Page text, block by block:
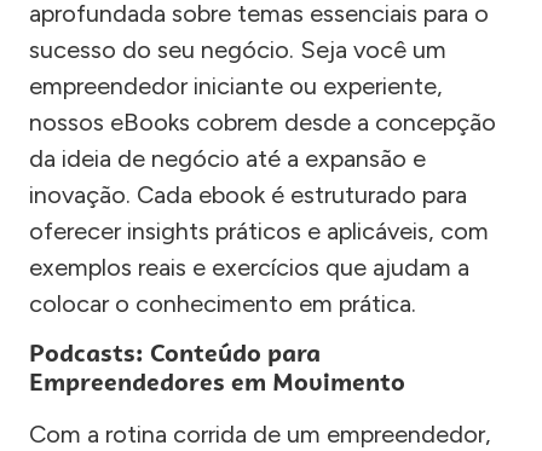
aprofundada sobre temas essenciais para o
sucesso do seu negócio. Seja você um
empreendedor iniciante ou experiente,
nossos eBooks cobrem desde a concepção
da ideia de negócio até a expansão e
inovação. Cada ebook é estruturado para
oferecer insights práticos e aplicáveis, com
exemplos reais e exercícios que ajudam a
colocar o conhecimento em prática.
Podcasts: Conteúdo para
Empreendedores em Movimento
Com a rotina corrida de um empreendedor,